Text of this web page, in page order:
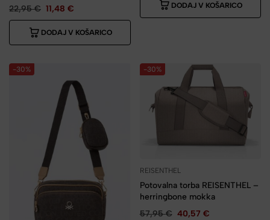
22,95€ 11,48 €
DODAJ V KOŠARICO
DODAJ V KOŠARICO
-30% -30%
REISENTHEL
Potovalna torba REISENTHEL –
herringbone mokka
57,95€ 40,57 €